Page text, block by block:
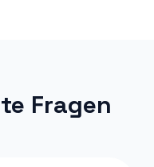
Fragen